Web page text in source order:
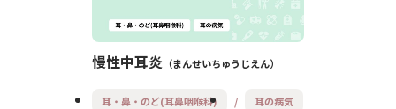
慢性中耳炎 まんせいちゅうじえん
耳・鼻・のど(耳鼻咽喉科) 耳の病気